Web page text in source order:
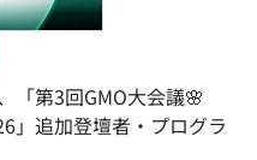
「第3回GMO大会議🌸
」追加登壇者・プログラ